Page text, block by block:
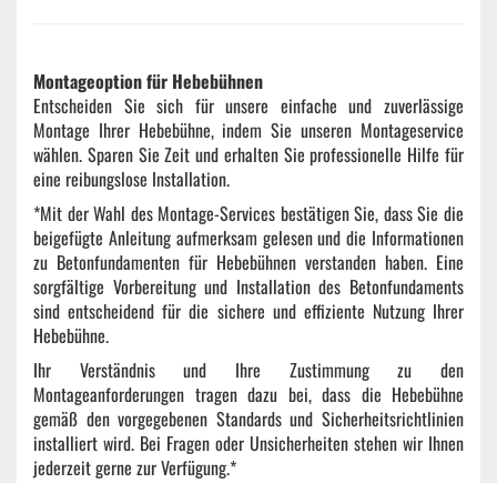
Montageoption für Hebebühnen
Entscheiden Sie sich für unsere einfache und zuverlässige
Montage Ihrer Hebebühne, indem Sie unseren Montageservice
wählen. Sparen Sie Zeit und erhalten Sie professionelle Hilfe für
eine reibungslose Installation.
*Mit der Wahl des Montage-Services bestätigen Sie, dass Sie die
beigefügte Anleitung aufmerksam gelesen und die Informationen
zu Betonfundamenten für Hebebühnen verstanden haben. Eine
sorgfältige Vorbereitung und Installation des Betonfundaments
sind entscheidend für die sichere und effiziente Nutzung Ihrer
Hebebühne.
Ihr Verständnis und Ihre Zustimmung zu den
Montageanforderungen tragen dazu bei, dass die Hebebühne
gemäß den vorgegebenen Standards und Sicherheitsrichtlinien
installiert wird. Bei Fragen oder Unsicherheiten stehen wir Ihnen
jederzeit gerne zur Verfügung.*